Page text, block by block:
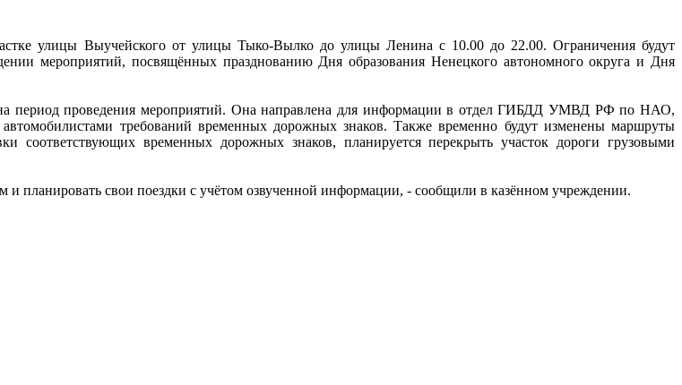
улицы Выучейского от улицы Тыко-Вылко до улицы Ленина с 10.00 до 22.00. Ограничения будут
мероприятий, посвящённых празднованию Дня образования Ненецкого автономного округа и Дня
на период проведения мероприятий. Она направлена для информации в отдел ГИБДД УМВД РФ по НАО,
требований временных дорожных знаков. Также временно будут изменены маршруты
временных дорожных знаков, планируется перекрыть участок дороги грузовыми
планировать свои поездки с учётом озвученной информации, - сообщили в казённом учреждении.